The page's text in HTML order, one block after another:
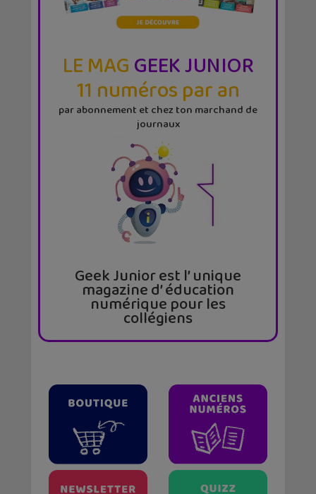
LE MAGGEEK JUNIOR
11 numéros par an
par abonnement et chez ton marchand de
journaux
Geek Junior est l’ unique
magazine d’ éducation
numérique pour les
collégiens